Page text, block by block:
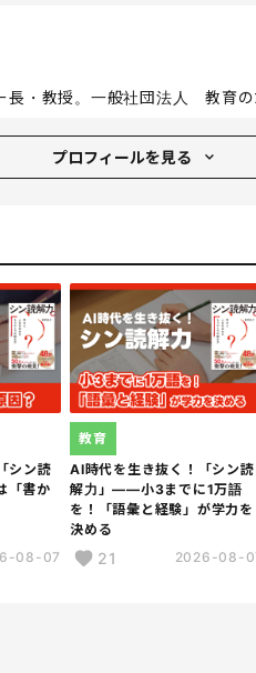
・教授。一般社団法人 教育
プロフィールを見る
学数学科卒業、イリノイ大学
湛山賞、山本七平賞、大川出
シン読
「書か
08-07
AI時代を生き抜く！「シン読
解力」――小3までに1万語
を！「語彙と経験」が学力を
決める
教育
21 2026-08-